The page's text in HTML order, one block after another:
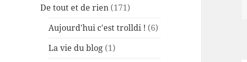
De tout et de rien (171)
Aujourd'hui c'est trolldi ! (6)
La vie du blog (1)